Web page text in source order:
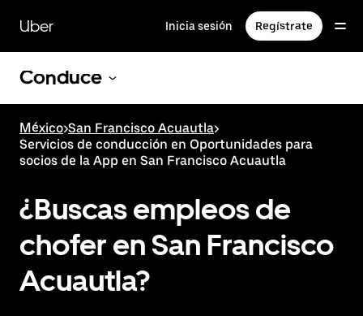
contenido
principal
Uber Inicia sesión Regístrate
Conduce
México>San Francisco Acuautla>
Servicios de conducción en Oportunidades para
socios de la App en San Francisco Acuautla
¿Buscas empleos de
chofer en San Francisco
Acuautla?